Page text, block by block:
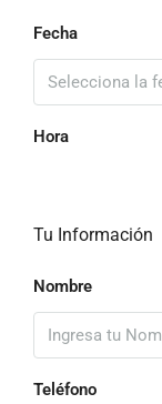
Fecha
Hora
Tu Información
Nombre
Teléfono